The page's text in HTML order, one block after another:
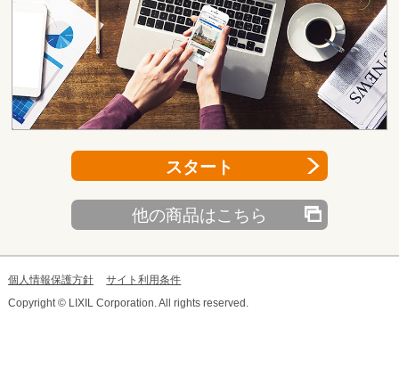
スタート
他の商品はこちら
個人情報保護方針
サイト利用条件
Copyright © LIXIL Corporation. All rights reserved.